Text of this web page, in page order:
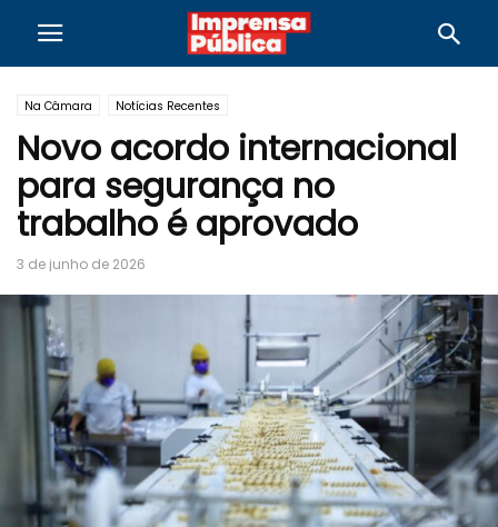
Na Câmara Notícias Recentes
Novo acordo internacional
para segurança no
trabalho é aprovado
3 de junho de 2026